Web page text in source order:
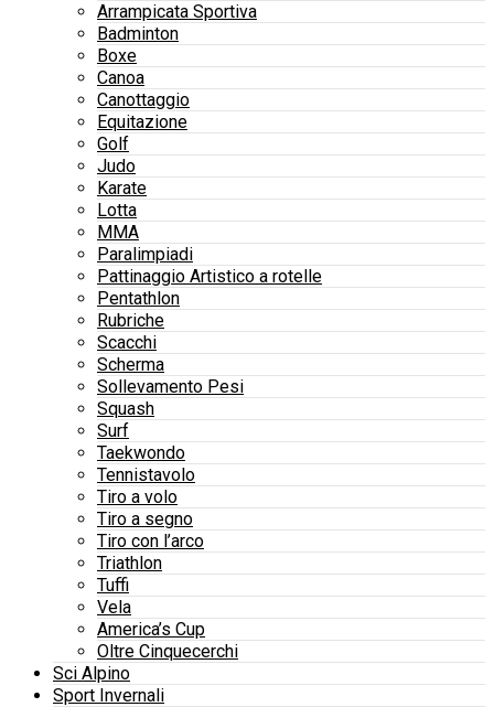
Arrampicata Sportiva
Badminton
Boxe
Canoa
Canottaggio
Equitazione
Golf
Judo
Karate
Lotta
MMA
Paralimpiadi
Pattinaggio Artistico a rotelle
Pentathlon
Rubriche
Scacchi
Scherma
Sollevamento Pesi
Squash
Surf
Taekwondo
Tennistavolo
Tiro a volo
Tiro a segno
Tiro con l’arco
Triathlon
Tuffi
Vela
America’s Cup
Oltre Cinquecerchi
Sci Alpino
Sport Invernali